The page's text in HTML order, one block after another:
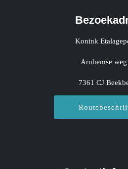
Konink
Arnhemse
7361 CJ